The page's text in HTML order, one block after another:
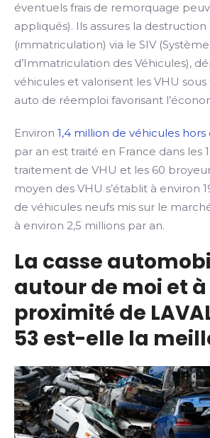
éventuels frais de remorquage
appliqués). Ils assures la
(immatriculation) via le SIV (Système
d’Immatriculation des Véhicules),
véhicules et valorisent les VHU
auto de réemploi favorisant
Environ 1,4 million de véhicules hors
par an est traité en France dans les
traitement de VHU et les 60
moyen des VHU s’établit à environ
de véhicules neufs mis sur le
à environ 2,5 millions par an.
La casse
autour de moi et à
proximité de
53 est-elle la